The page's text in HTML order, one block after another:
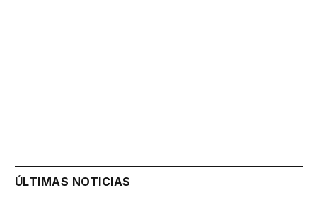
ÚLTIMAS NOTICIAS